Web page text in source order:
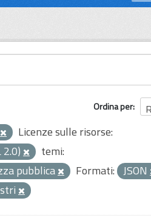
Ordina per
Licenze sulle risorse:
temi:
pubblica
Formati: JSON